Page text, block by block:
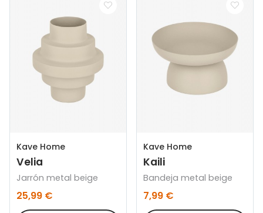
Kave Home
Velia
Jarrón metal beige
25,99 €
Kave Home
Kaili
Bandeja metal beige
7,99 €